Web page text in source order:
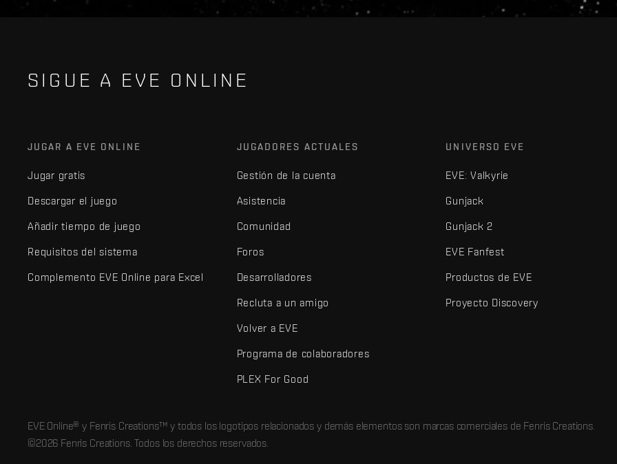
SIGUE A EVE ONLINE
JUGAR A EVE ONLINE
Jugar gratis
Descargar el juego
Añadir tiempo de juego
Requisitos del sistema
Complemento EVE Online para Excel
JUGADORES ACTUALES
Gestión de la cuenta
Asistencia
Comunidad
Foros
Desarrolladores
Recluta a un amigo
Volver a EVE
Programa de colaboradores
PLEX For Good
UNIVERSO EVE
EVE: Valkyrie
Gunjack
Gunjack 2
EVE Fanfest
Productos de EVE
Proyecto Discovery
EVE Online® y Fenris Creations™ y todos los logotipos relacionados y demás elementos son marcas comerciales de Fenris Creations.
©2026 Fenris Creations. Todos los derechos reservados.